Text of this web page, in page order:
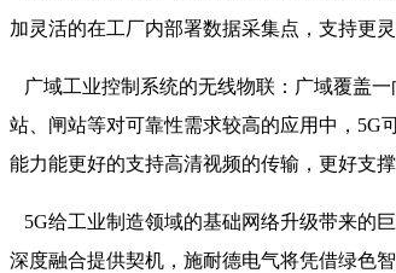
加灵活的在工厂内部署数据采集点，支持更
广域工业控制系统的无线物联：广域覆盖
站、闸站等对可靠性需求较高的应用中，5G
能力能更好的支持高清视频的传输，更好支
5G给工业制造领域的基础网络升级带来的
深度融合提供契机，施耐德电气将凭借绿色